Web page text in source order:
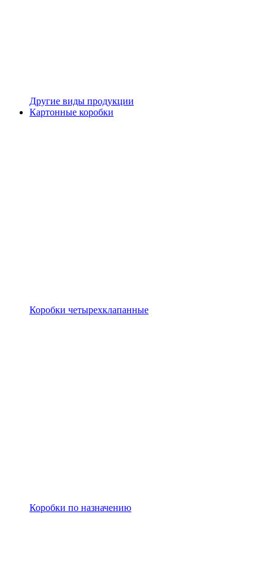
Другие виды продукции
Картонные коробки
Коробки четырехклапанные
Коробки по назначению